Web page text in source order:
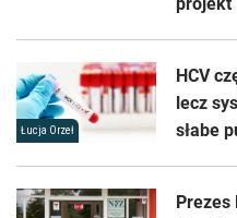
Łucja Orzeł
HCV
lecz
słabe
Prezes